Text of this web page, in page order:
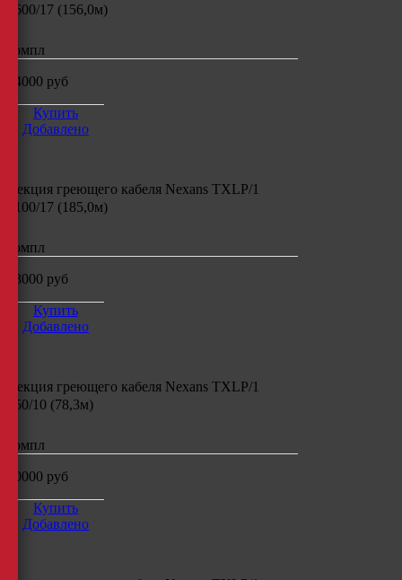
2600/17 (156,0м)
компл
24000 руб
Купить
Добавлено
Секция греющего кабеля Nexans TXLP/1
3100/17 (185,0м)
компл
33000 руб
Купить
Добавлено
Секция греющего кабеля Nexans TXLP/1
750/10 (78,3м)
компл
20000 руб
Купить
Добавлено